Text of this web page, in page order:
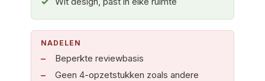
NADELEN
Beperkte reviewbasis
Geen 4-opzetstukken zoals andere